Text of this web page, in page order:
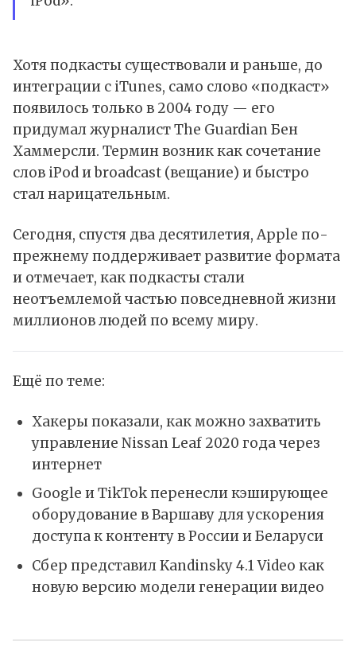
Хотя подкасты существовали и раньше, до
интеграции с iTunes, само слово «подкаст»
появилось только в 2004 году — его
придумал журналист The Guardian Бен
Хаммерсли. Термин возник как сочетание
слов iPod и broadcast (вещание) и быстро
стал нарицательным.
Сегодня, спустя два десятилетия, Apple по-
прежнему поддерживает развитие формата
и отмечает, как подкасты стали
неотъемлемой частью повседневной жизни
миллионов людей по всему миру.
Ещё по теме:
Хакеры показали, как можно захватить
управление Nissan Leaf 2020 года через
интернет
Google и TikTok перенесли кэширующее
оборудование в Варшаву для ускорения
доступа к контенту в России и Беларуси
Сбер представил Kandinsky 4.1 Video как
новую версию модели генерации видео